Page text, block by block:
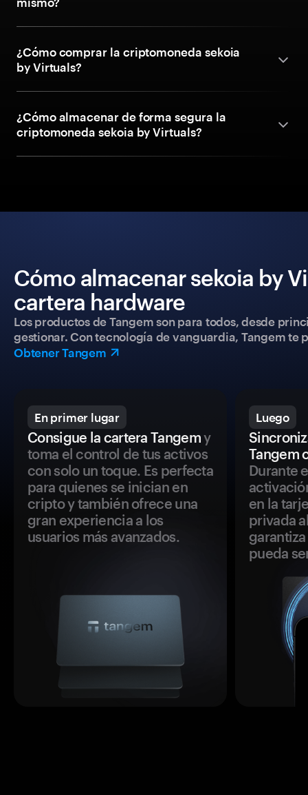
¿Cómo comprar la criptomoneda sekoia
by Virtuals?
¿Cómo almacenar de forma segura la
criptomoneda sekoia by Virtuals?
Cómo almacenar sekoia by
cartera hardware
Los productos de Tangem son para todos, desde
gestionar. Con tecnología de vanguardia, Tangem
Obtener Tangem
En primer lugar
Consigue la cartera Tangemy
toma el control de tus activos
con solo un toque. Es perfecta
para quienes se inician en
cripto y también ofrece una
gran experiencia a los
usuarios más avanzados.
Luego
Tangem
Durante
en la
privada
pueda